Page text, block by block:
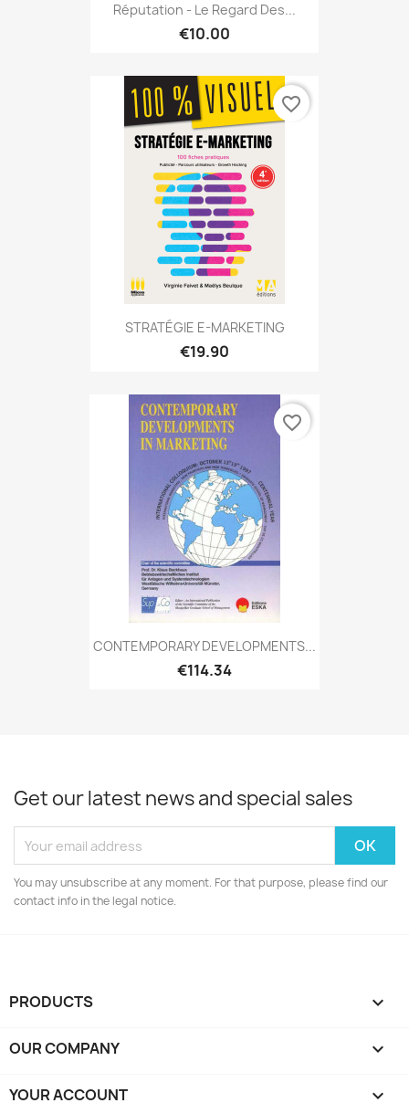
Réputation - Le Regard Des...
€10.00
STRATÉGIE E-MARKETING
€19.90
favorite_border
CONTEMPORARY DEVELOPMENTS...
€114.34
favorite_border
Get our latest news and special sales
You may unsubscribe at any moment. For that purpose, please find our
contact info in the legal notice.
PRODUCTS 
OUR COMPANY 
YOUR ACCOUNT 